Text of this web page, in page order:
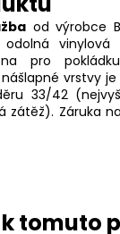
od výrobce
vinylová
pro
vrstvy
33/42
zátěž). Záruka